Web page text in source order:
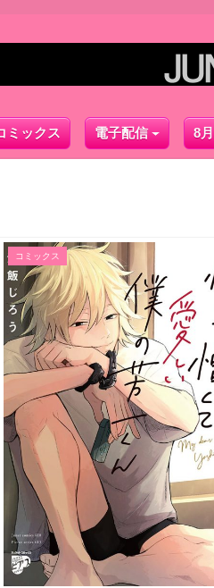
ミックス 電子配信 8
コミックス